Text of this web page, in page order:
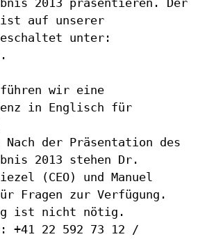
2013 präsentieren. Der
ist auf unserer
unter:
führen wir eine
in Englisch für
Nach der Präsentation des
2013 stehen Dr.
(CEO) und Manuel
Fragen zur Verfügung.
ist nicht nötig.
+41 22 592 73 12 /